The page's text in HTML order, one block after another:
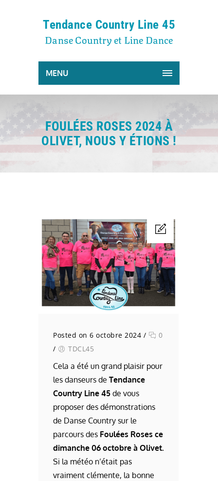
Tendance Country Line 45
Danse Country et Line Dance
MENU
FOULÉES ROSES 2024 À
OLIVET, NOUS Y ÉTIONS !
Posted on 6 octobre 2024 /
0
/
TDCL45
Cela a été un grand plaisir pour
les danseurs de Tendance
Country Line 45 de vous
proposer des démonstrations
de Danse Country sur le
parcours des Foulées Roses ce
dimanche 06 octobre à Olivet.
Si la météo n’était pas
vraiment clémente, la bonne